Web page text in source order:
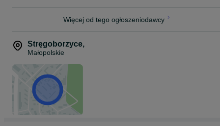
Więcej od tego ogłoszeniodawcy
Stręgoborzyce,
Małopolskie